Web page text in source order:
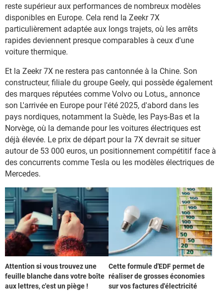
reste supérieur aux performances de nombreux modèles
disponibles en Europe. Cela rend la Zeekr 7X
particulièrement adaptée aux longs trajets, où les arrêts
rapides deviennent presque comparables à ceux d'une
voiture thermique.
Et la Zeekr 7X ne restera pas cantonnée à la Chine. Son
constructeur, filiale du groupe Geely, qui possède également
des marques réputées comme Volvo ou Lotus,, annonce
son L'arrivée en Europe pour l'été 2025, d'abord dans les
pays nordiques, notamment la Suède, les Pays-Bas et la
Norvège, où la demande pour les voitures électriques est
déjà élevée. Le prix de départ pour la 7X devrait se situer
autour de 53 000 euros, un positionnement compétitif face à
des concurrents comme Tesla ou les modèles électriques de
Mercedes.
Attention si vous trouvez une
feuille blanche dans votre boîte
aux lettres, c'est un piège !
Cette formule d'EDF permet de
réaliser de grosses économies
sur vos factures d'électricité